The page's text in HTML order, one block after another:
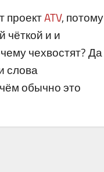
проектATV, потому
чёткой и и
чехвостят? Да
слова
обычно это